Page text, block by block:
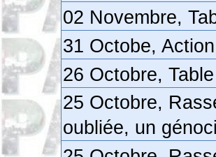
02 Novembre,
31 Octobe,
26 Octobre,
25 Octobre,
oubliée, un